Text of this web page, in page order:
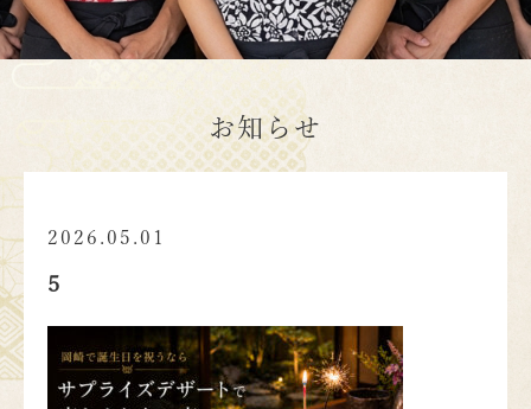
お知らせ
2026.05.01
5